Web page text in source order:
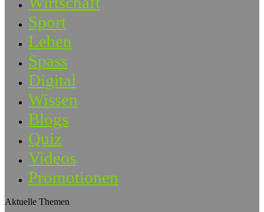
Sport
Leben
Spass
Digital
Wissen
Blogs
Quiz
Videos
Promotionen
Aktuelle Themen